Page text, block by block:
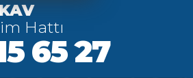
Hattı
65 27